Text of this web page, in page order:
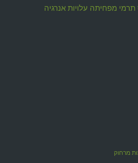
מפחיתה עלויות אנרגיה